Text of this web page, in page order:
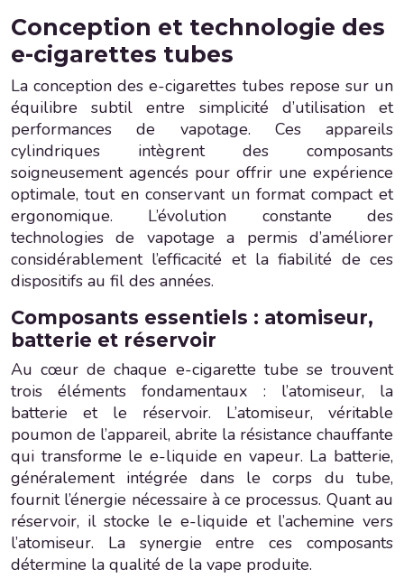
Conception et technologie des
e-cigarettes tubes
La conception des e-cigarettes tubes repose sur un
équilibre subtil entre simplicité d’utilisation et
performances de vapotage. Ces appareils
cylindriques intègrent des composants
soigneusement agencés pour offrir une expérience
optimale, tout en conservant un format compact et
ergonomique. L’évolution constante des
technologies de vapotage a permis d’améliorer
considérablement l’efficacité et la fiabilité de ces
dispositifs au fil des années.
Composants essentiels : atomiseur,
batterie et réservoir
Au cœur de chaque e-cigarette tube se trouvent
trois éléments fondamentaux : l’atomiseur, la
batterie et le réservoir. L’atomiseur, véritable
poumon de l’appareil, abrite la résistance chauffante
qui transforme le e-liquide en vapeur. La batterie,
généralement intégrée dans le corps du tube,
fournit l’énergie nécessaire à ce processus. Quant au
réservoir, il stocke le e-liquide et l’achemine vers
l’atomiseur. La synergie entre ces composants
détermine la qualité de la vape produite.